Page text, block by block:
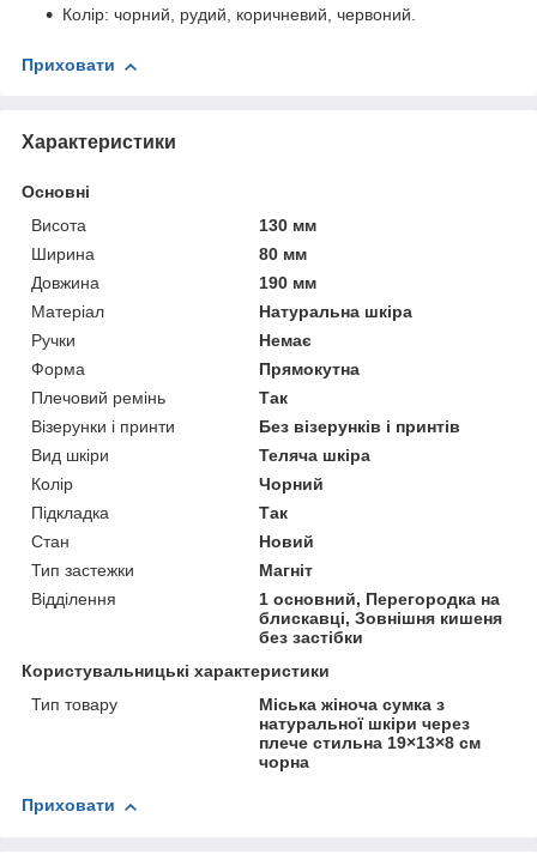
Колір: чорний, рудий, коричневий, червоний.
Приховати
Характеристики
Основні
Висота
130 мм
Ширина
80 мм
Довжина
190 мм
Матеріал
Натуральна шкіра
Ручки
Немає
Форма
Прямокутна
Плечовий ремінь
Так
Візерунки і принти
Без візерунків і принтів
Вид шкіри
Теляча шкіра
Колір
Чорний
Підкладка
Так
Стан
Новий
Тип застежки
Магніт
Відділення
1 основний, Перегородка на
блискавці, Зовнішня кишеня
без застібки
Користувальницькі характеристики
Тип товару
Міська жіноча сумка з
натуральної шкіри через
плече стильна 19×13×8 см
чорна
Приховати